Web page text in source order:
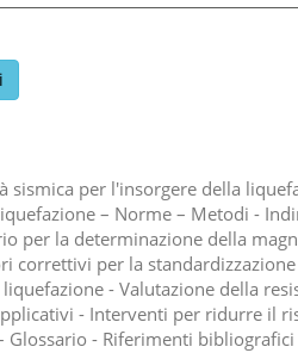
sismica per l'insorgere della
– Norme – Metodi -
per la determinazione della
correttivi per la standardizzazione
- Valutazione della
- Interventi per ridurre il
Glossario - Riferimenti bibliografici